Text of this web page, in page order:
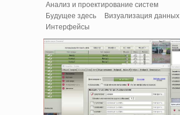
Анализ и проектирование систем
Будущее здесь
Визуализация данных
Интерфейсы